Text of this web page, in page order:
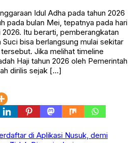
Idul Adha pada tahun 2026
pada bulan Mei, tepatnya pada hari
Itu berarti, pemberangkatan
Suci bisa berlangsung mulai sekitar
Jika melihat timeline
Haji tahun 2026 oleh Pemerintah
dirilis sejak […]